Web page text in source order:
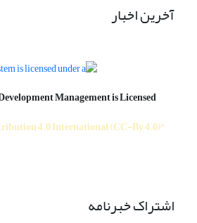
آخرین اخبار
Management is Licensed
"Creative commons Attribution 4.0 International (CC-By 4.0)"
اشتراک خبرنامه